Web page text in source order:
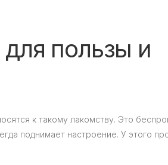
пользы и
к такому лакомству. Это
поднимает настроение. У этого